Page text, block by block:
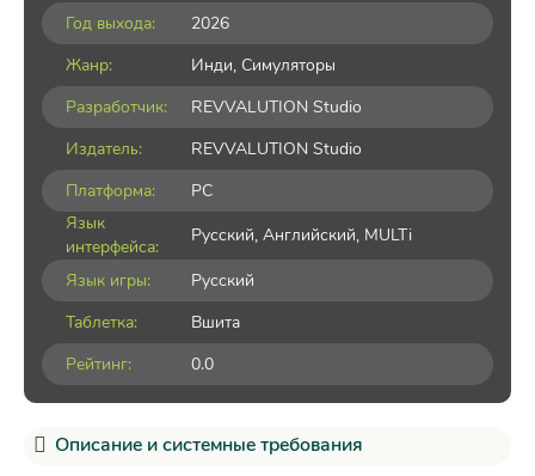
Год выхода:
2026
Жанр:
Инди, Симуляторы
Разработчик:
REVVALUTION Studio
Издатель:
REVVALUTION Studio
Платформа:
PC
Язык
интерфейса:
Русский, Английский, MULTi
Язык игры:
Русский
Таблетка:
Вшита
Рейтинг:
0.0
Описание и системные требования